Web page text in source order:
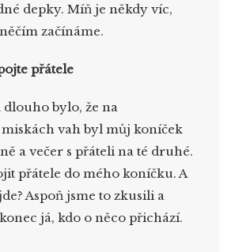
depky. Míň je někdy víc,
začínáme.
přátele
bylo, že na
vah byl můj koníček
a večer s přáteli na té druhé.
přátele do mého koníčku. A
Aspoň jsme to zkusili a
já, kdo o něco přichází.